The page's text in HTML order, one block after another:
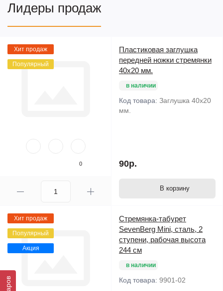
Лидеры продаж
Хит продаж
Популярный
0
Пластиковая заглушка
передней ножки стремянки
40х20 мм.
в наличии
Код товара: Заглушка 40х20
мм.
90р.
В корзину
Хит продаж
Популярный
Акция
Стремянка-табурет
SevenBerg Mini, сталь, 2
ступени, рабочая высота
244 см
в наличии
Код товара: 9901-02